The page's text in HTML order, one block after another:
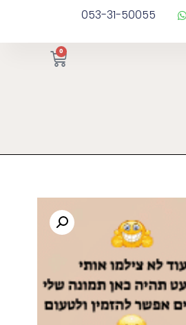
053-31-50055
0